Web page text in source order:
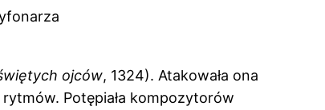
ojców, 1324). Atakowała ona
Potępiała kompozytorów